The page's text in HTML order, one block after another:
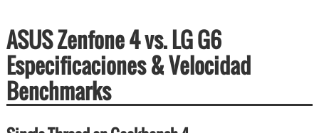
ASUS Zenfone 4 vs. LG G6
Especificaciones & Velocidad
Benchmarks